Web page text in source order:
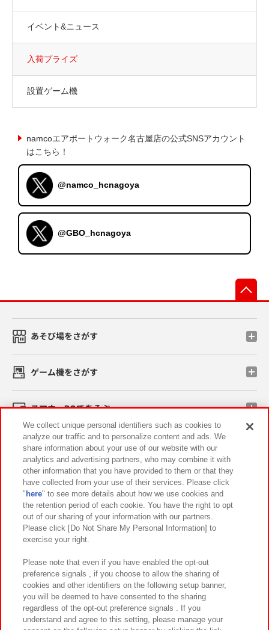
イベント&ニュース
入荷プライズ
設置ゲーム機
namcoエアポートウォーク名古屋店の公式SNSアカウント
はこちら！
@namco_hcnagoya
@GBO_hcnagoya
あそび場をさがす
ゲーム機をさがす
スマホ・PCであそぶ
イベント・キャンペーン
関連会社 サステナビリティ サイトポリシー
プライバシーポリシー ウェブアクセシビリティ方針と検証結果
お取引先さまとともに
カスタマーハラスメント対応方針 よくあるご質問・お問い合わせ
We collect unique personal identifiers such as cookies to
analyze our traffic and to personalize content and ads. We
share information about your use of our website with our
analytics and advertising partners, who may combine it with
other information that you have provided to them or that they
have collected from your use of their services. Please click
" here" to see more details about how we use cookies and
the retention period of each cookie. You have the right to opt
out of our sharing of your information with our partners.
Please click [Do Not Share My Personal Information] to
exercise your right.
Please note that even if you have enabled the opt-out
preference signals , if you choose to allow the sharing of
cookies and other identifiers on the following setup banner,
you will be deemed to have consented to the sharing
regardless of the opt-out preference signals . If you
understand and agree to this setting, please manage your